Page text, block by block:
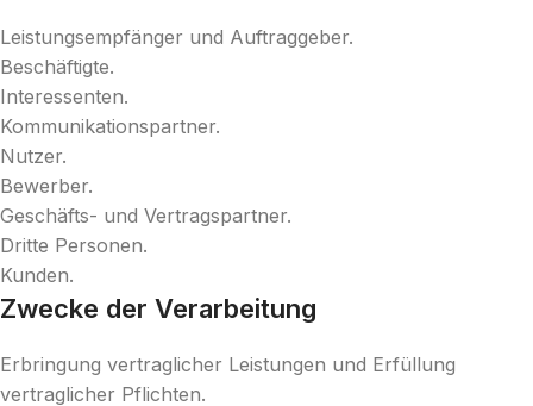
Leistungsempfänger und Auftraggeber.
Beschäftigte.
Interessenten.
Kommunikationspartner.
Nutzer.
Bewerber.
Geschäfts- und Vertragspartner.
Dritte Personen.
Kunden.
Zwecke der Verarbeitung
Erbringung vertraglicher Leistungen und Erfüllung
vertraglicher Pflichten.